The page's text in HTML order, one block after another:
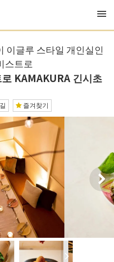
초점
이글루 스타일 개인실인
스트로
KAMAKURA 긴시초
즐겨찾기